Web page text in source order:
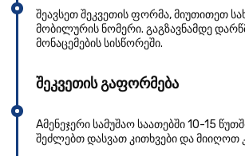
შეავსეთ შეკვეთის ფორმა, მიუთითეთ
მობილურის ნომერი. გაგზავნამდე
მონაცემების სისწორეში.
შეკვეთის გაფორმება
Aმენეჯერი სამუშაო საათებში 10-15
შეძლებთ დასვათ კითხვები და მიიღოთ